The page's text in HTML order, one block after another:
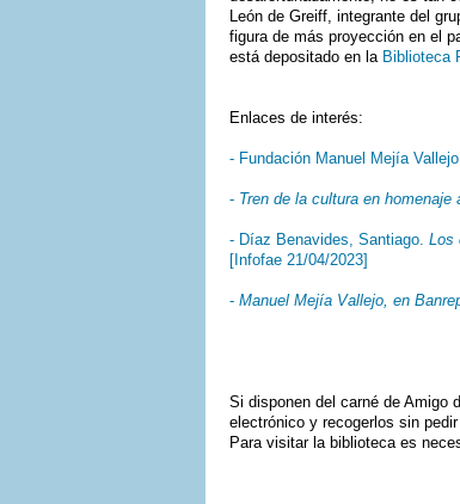
León de Greiff, integrante del
figura de más proyección en el
está depositado en la Biblioteca
Enlaces de interés:
- Fundación Manuel Mejía Vallejo
- Tren de la cultura en
- Díaz Benavides, Santiago. Los
[Infofae 21/04/2023]
- Manuel Mejía Vallejo, en
Si disponen del carné de Amigo
electrónico y recogerlos sin
Para visitar la biblioteca es